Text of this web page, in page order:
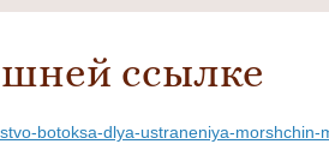
ссылке
botoksa-dlya-ustraneniya-morshchin-